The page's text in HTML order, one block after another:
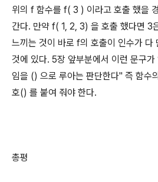
위의 f 함수를 f( 3 ) 이라고 호출 했을
간다. 만약 f( 1, 2, 3) 을 호출 했다면 3
느끼는 것이 바로 f의 호출이 인수가 다
것에 있다. 5장 앞부분에서 이런 문구
임을 () 으로 루아는 판단한다" 즉 함수
호() 를 붙여 줘야 한다.
총평